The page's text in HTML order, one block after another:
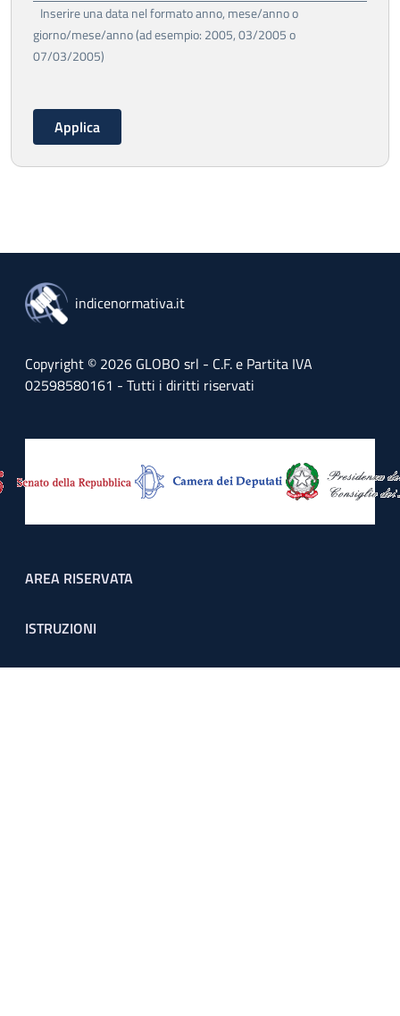
Inserire una data nel formato anno, mese/anno o
giorno/mese/anno (ad esempio: 2005, 03/2005 o
07/03/2005)
indicenormativa.it
Copyright © 2026 GLOBO srl - C.F. e Partita IVA
02598580161 - Tutti i diritti riservati
Footer menu
AREA RISERVATA
ISTRUZIONI